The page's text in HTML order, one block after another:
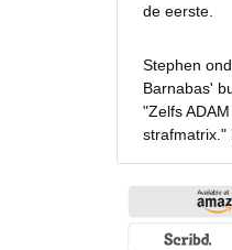
de eerste.
Stephen
Barnabas'
"Zelfs
strafmatrix."